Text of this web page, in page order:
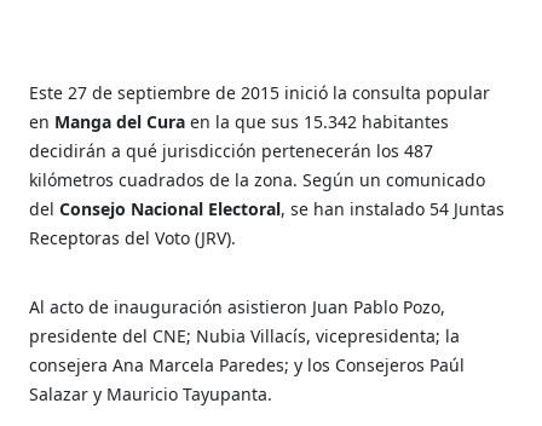
Este 27 de septiembre de 2015 inició la consulta popular
en Manga del Cura en la que sus 15.342 habitantes
decidirán a qué jurisdicción pertenecerán los 487
kilómetros cuadrados de la zona. Según un comunicado
delConsejo Nacional Electoral, se han instalado 54 Juntas
Receptoras del Voto (JRV).
Al acto de inauguración asistieron Juan Pablo Pozo,
presidente del CNE; Nubia Villacís, vicepresidenta; la
consejera Ana Marcela Paredes; y los Consejeros Paúl
Salazar y Mauricio Tayupanta.